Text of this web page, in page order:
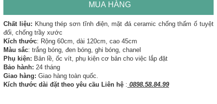
MUA HÀNG
Chất liệu: Khung thép sơn tĩnh điện, mặt đá ceramic chống thấm ố tuyệt
đối, chống trầy xước
Kích thước: Rộng 60cm, dài 120cm, cao 45cm
Màu sắc: trắng bóng, đen bóng, ghi bóng, chanel
Phụ kiện: Bản lề, ốc vít, phụ kiện cơ bản cho việc lắp đặt
Bảo hành: 24 tháng
Giao hàng: Giao hàng toàn quốc.
Kích thước dài đặt theo yêu cầu Liên hệ : 0898.58.84.99